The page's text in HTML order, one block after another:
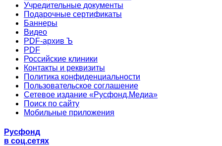
Учредительные документы
Подарочные сертификаты
Баннеры
Видео
PDF-архив Ъ
PDF
Российские клиники
Контакты и реквизиты
Политика конфиденциальности
Пользовательское соглашение
Сетевое издание «Русфонд.Медиа»
Поиск по сайту
Мобильные приложения
Русфонд
в соц.сетях